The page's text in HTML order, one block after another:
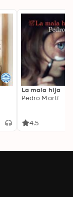
La mala hija
Pedro Martí
4.5